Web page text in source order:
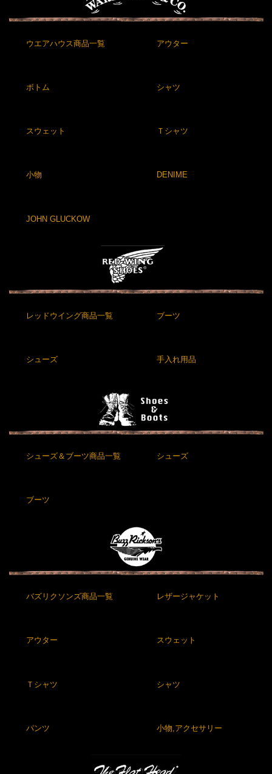
ウエアハウス商品一覧 アウター
ボトム シャツ
スウェット Ｔシャツ
小物 DENIME
JOHN GLUCKOW
レッドウイング商品一覧 ブーツ
シューズ 手入れ用品
シューズ＆ブーツ商品一覧 シューズ
ブーツ
バズリクソンズ商品一覧 レザージャケット
アウター スウェット
Ｔシャツ シャツ
パンツ 小物,アクセサリー